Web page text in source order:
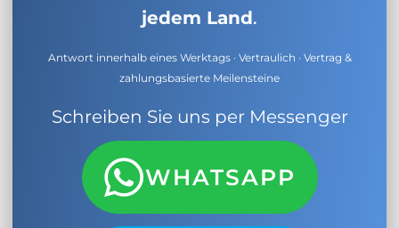
jedem Land.
Antwort innerhalb eines Werktags · Vertraulich · Vertrag &
zahlungsbasierte Meilensteine
Schreiben Sie uns per Messenger
WHATSAPP